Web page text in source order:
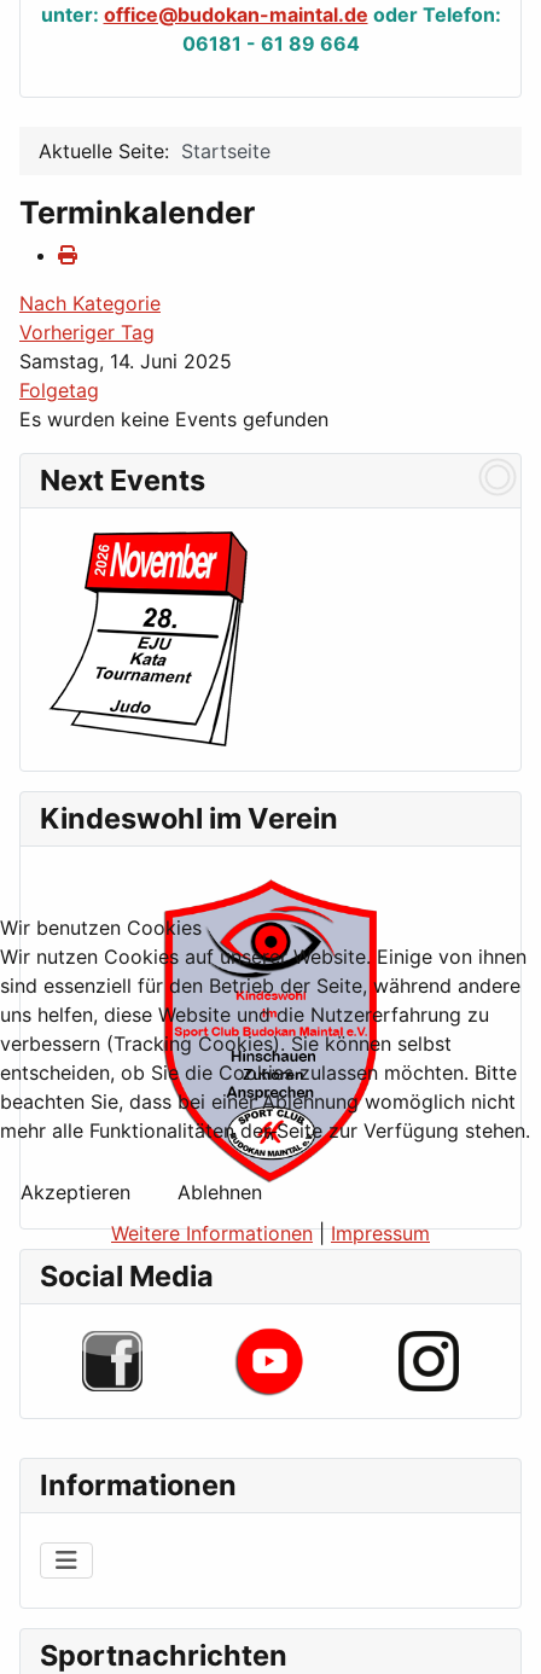
unter: office@budokan-maintal.de oder Telefon:
06181 - 61 89 664
Informationen
Sportnachrichten
Aktuelle Seite: Startseite
Terminkalender
Nach Kategorie
Vorheriger Tag
Samstag, 14. Juni 2025
Folgetag
Es wurden keine Events gefunden
Next Events
Kindeswohl im Verein
Social Media
Wir benutzen Cookies
Wir nutzen Cookies auf unserer Website. Einige von ihnen
sind essenziell für den Betrieb der Seite, während andere
uns helfen, diese Website und die Nutzererfahrung zu
verbessern (Tracking Cookies). Sie können selbst
entscheiden, ob Sie die Cookies zulassen möchten. Bitte
beachten Sie, dass bei einer Ablehnung womöglich nicht
mehr alle Funktionalitäten der Seite zur Verfügung stehen.
Akzeptieren
Ablehnen
Weitere Informationen|Impressum